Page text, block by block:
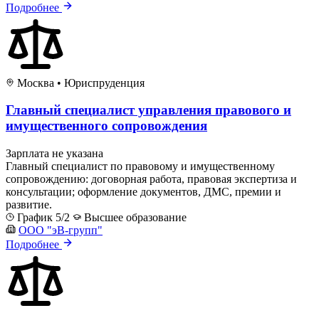
Подробнее
Москва • Юриспруденция
Главный специалист управления правового и
имущественного сопровождения
Зарплата не указана
Главный специалист по правовому и имущественному
сопровождению: договорная работа, правовая экспертиза и
консультации; оформление документов, ДМС, премии и
развитие.
График 5/2
Высшее образование
ООО "эВ-групп"
Подробнее